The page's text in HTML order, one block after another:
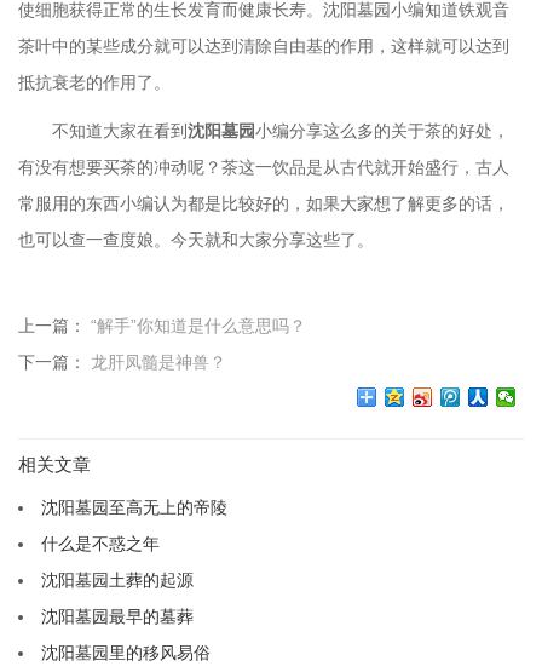
使细胞获得正常的生长发育而健康长寿。沈阳墓园小编知道铁观音
茶叶中的某些成分就可以达到清除自由基的作用，这样就可以达到
抵抗衰老的作用了。
不知道大家在看到 沈阳墓园小编分享这么多的关于茶的好处，
有没有想要买茶的冲动呢？茶这一饮品是从古代就开始盛行，古人
常服用的东西小编认为都是比较好的，如果大家想了解更多的话，
也可以查一查度娘。今天就和大家分享这些了。
上一篇： “解手”你知道是什么意思吗？
下一篇： 龙肝凤髓是神兽？
相关文章
沈阳墓园至高无上的帝陵
什么是不惑之年
沈阳墓园土葬的起源
沈阳墓园最早的墓葬
沈阳墓园里的移风易俗